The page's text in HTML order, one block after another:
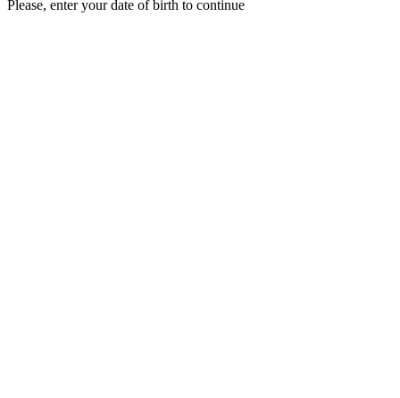
Please, enter your date of birth to continue